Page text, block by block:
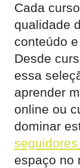
Cada
qualidade
conteúdo
Desde
essa
aprender
online ou
dominar
seguidores
espaço no